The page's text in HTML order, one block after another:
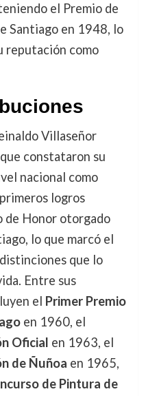
el Premio de
Santiago en 1948, lo
reputación como
Villaseñor
constataron su
nacional como
logros
de Honor otorgado
lo que marcó el
que lo
Entre sus
el Primer Premio
en 1960, el
Oficial en 1963, el
de Ñuñoa en 1965,
de Pintura de